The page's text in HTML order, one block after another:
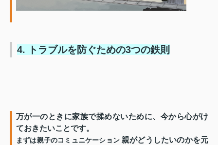
4. トラブルを防ぐための3つの鉄則
万が一のときに家族で揉めないために、今から心がけ
ておきたいことです。
まずは親子のコミュニケーション親がどうしたいのかを元